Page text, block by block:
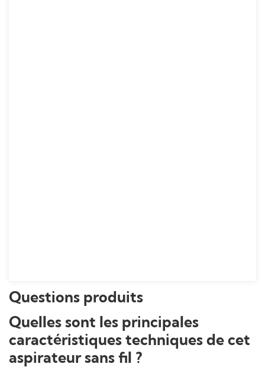
Questions produits
Quelles sont les principales
caractéristiques techniques de cet
aspirateur sans fil ?